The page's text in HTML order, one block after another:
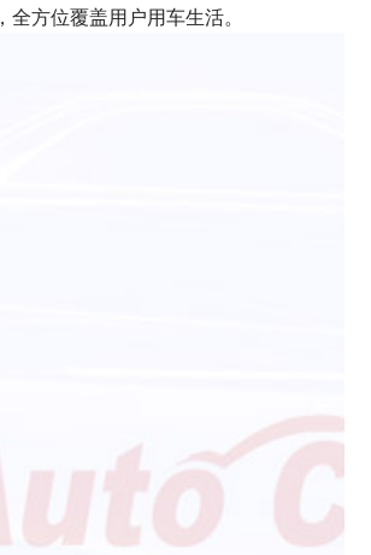
全方位覆盖用户用车生活。